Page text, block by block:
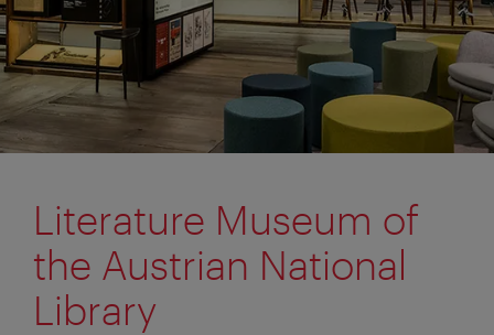
Literature Museum of
the Austrian National
Library